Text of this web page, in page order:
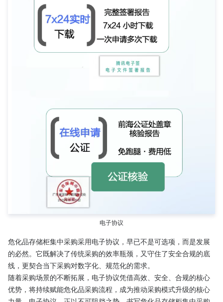
电子协议
危化品存储柜集中采购采用电子协议，早已不是可选项，而是发展
的必然。它既解决了传统采购的效率瓶颈，又守住了安全合规的底
线，更契合当下采购对数字化、规范化的需求。
随着采购场景的不断拓展，电子协议凭借高效、安全、合规的核心
优势，将持续赋能危化品采购流程，成为推动采购模式升级的核心